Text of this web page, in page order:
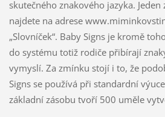
skutečného znakového jazyka.
najdete na adrese
„Slovníček“. Baby Signs je kromě
do systému totiž rodiče přibírají
vymyslí. Za zmínku stojí i to, že
Signs se používá při standardní
základní zásobu tvoří 500 uměle